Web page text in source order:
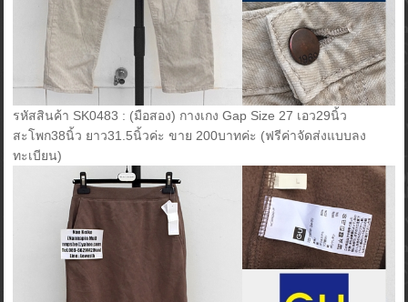
รหัสสินค้า SK0483 : (มือสอง) กางเกง Gap Size 27 เอว29นิ้ว
สะโพก38นิ้ว ยาว31.5นิ้วค่ะ ขาย 200บาทค่ะ (ฟรีค่าจัดส่งแบบลง
ทะเบียน)